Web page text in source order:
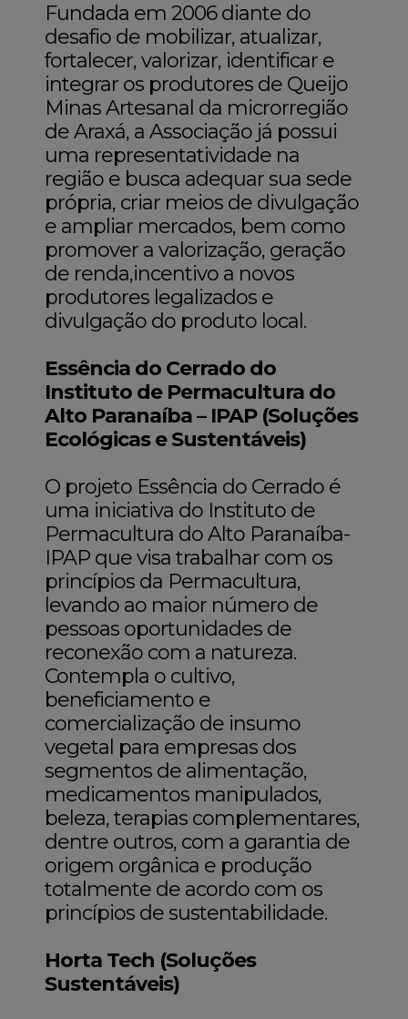
Fundada em 2006 diante do
desafio de mobilizar, atualizar,
fortalecer, valorizar, identificar e
integrar os produtores de Queijo
Minas Artesanal da microrregião
de Araxá, a Associação já possui
uma representatividade na
região e busca adequar sua sede
própria, criar meios de divulgação
e ampliar mercados, bem como
promover a valorização, geração
de renda,incentivo a novos
produtores legalizados e
divulgação do produto local.
Essência do Cerrado do
Instituto de Permacultura do
Alto Paranaíba – IPAP (Soluções
Ecológicas e Sustentáveis)
O projeto Essência do Cerrado é
uma iniciativa do Instituto de
Permacultura do Alto Paranaíba-
IPAP que visa trabalhar com os
princípios da Permacultura,
levando ao maior número de
pessoas oportunidades de
reconexão com a natureza.
Contempla o cultivo,
beneficiamento e
comercialização de insumo
vegetal para empresas dos
segmentos de alimentação,
medicamentos manipulados,
beleza, terapias complementares,
dentre outros, com a garantia de
origem orgânica e produção
totalmente de acordo com os
princípios de sustentabilidade.
Horta Tech (Soluções
Sustentáveis)